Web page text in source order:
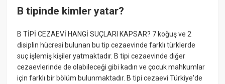
B tipinde kimler yatar?
B TİPİ CEZAEVİ HANGİ SUÇLARI KAPSAR? 7 koğuş ve 2
disiplin hücresi bulunan bu tip cezaevinde farklı türklerde
suç işlemiş kişiler yatmaktadır. B tipi cezaevinde diğer
cezaevlerinde de olabileceği gibi kadın ve çocuk mahkumlar
için farklı bir bölüm bulunmaktadır. B tipi cezaevi Türkiye'de